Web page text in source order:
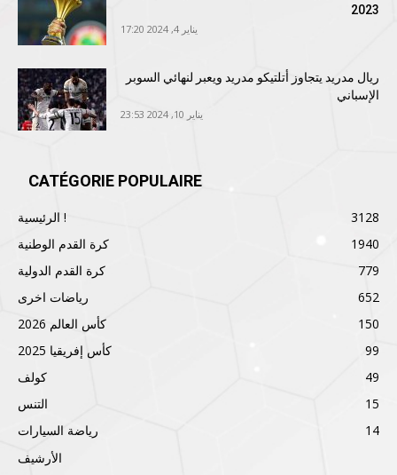
2023
يناير 4, 2024 17:20
ريال مدريد يتجاوز أتلتيكو مدريد ويعبر لنهائي السوبر
الإسباني
يناير 10, 2024 23:53
CATÉGORIE POPULAIRE
الرئيسية !
3128
كرة القدم الوطنية
1940
كرة القدم الدولية
779
رياضات اخرى
652
كأس العالم 2026
150
كأس إفريقيا 2025
99
كولف
49
التنس
15
رياضة السيارات
14
الأرشيف